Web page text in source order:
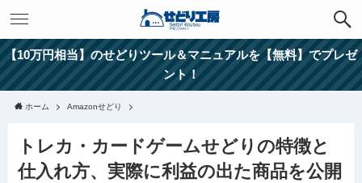
【10万円相当】のせどりツール＆マニュアルを【無料】でプレゼ
ント！
ホーム Amazonせどり
トレカ・カードゲームせどりの特徴と
仕入れ方、実際に利益の出た商品を公開